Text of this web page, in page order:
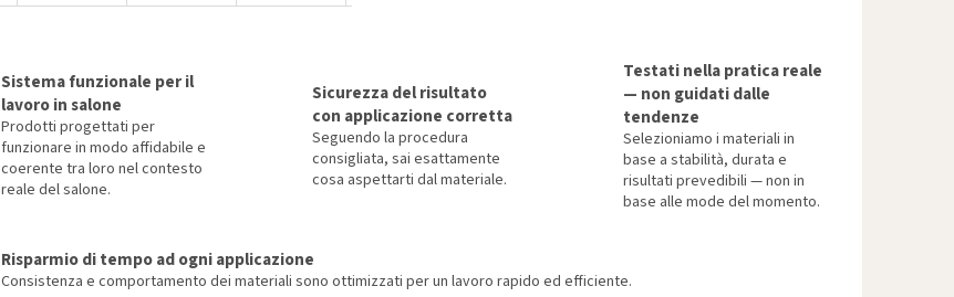
Sistema funzionale per il
lavoro in salone
Prodotti progettati per
funzionare in modo affidabile e
coerente tra loro nel contesto
reale del salone.
Sicurezza del risultato
con applicazione corretta
Seguendo la procedura
consigliata, sai esattamente
cosa aspettarti dal materiale.
Testati nella pratica reale
— non guidati dalle
tendenze
Selezioniamo i materiali in
base a stabilità, durata e
risultati prevedibili — non in
base alle mode del momento.
Risparmio di tempo ad ogni applicazione
Consistenza e comportamento dei materiali sono ottimizzati per un lavoro rapido ed efficiente.